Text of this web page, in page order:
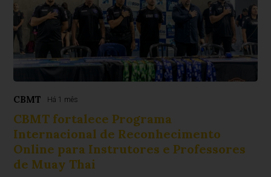
CBMT Há 1 mês
CBMT fortalece Programa
Internacional de Reconhecimento
Online para Instrutores e Professores
de Muay Thai